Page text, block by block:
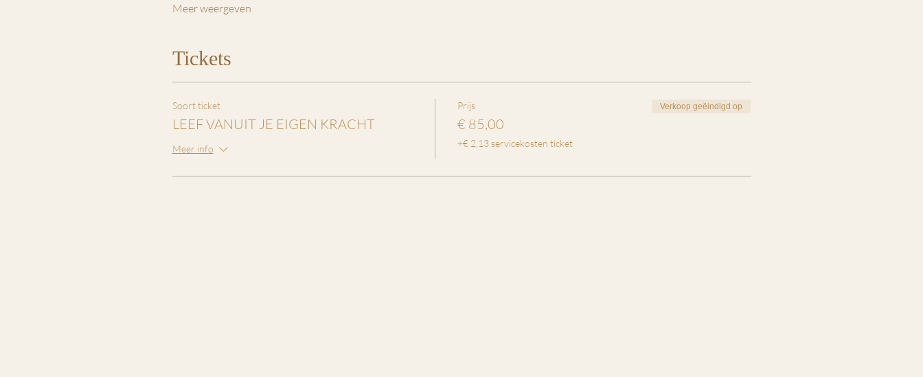
Meer weergeven
Tickets
Soort ticket
LEEF VANUIT JE EIGEN KRACHT
Meer info
Prijs
€ 85,00
+€ 2,13 servicekosten ticket
Verkoop geëindigd op